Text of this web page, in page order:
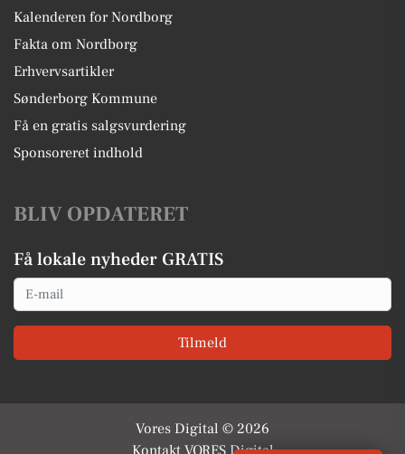
Kalenderen for Nordborg
Fakta om Nordborg
Erhvervsartikler
Sønderborg Kommune
Få en gratis salgsvurdering
Sponsoreret indhold
BLIV OPDATERET
Få lokale nyheder GRATIS
Email
Tilmeld
Vores Digital © 2026
Kontakt VORES Digital